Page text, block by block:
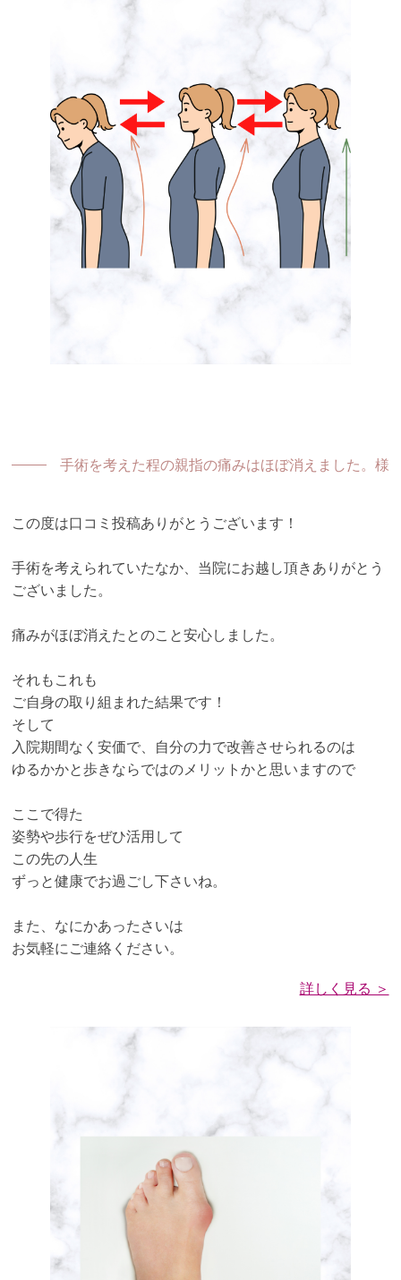
手術を考えた程の親指の痛みはほぼ消えました。様
この度は口コミ投稿ありがとうございます！
手術を考えられていたなか、当院にお越し頂きありがとう
ございました。
痛みがほぼ消えたとのこと安心しました。
それもこれも
ご自身の取り組まれた結果です！
そして
入院期間なく安価で、自分の力で改善させられるのは
ゆるかかと歩きならではのメリットかと思いますので
ここで得た
姿勢や歩行をぜひ活用して
この先の人生
ずっと健康でお過ごし下さいね。
また、なにかあったさいは
お気軽にご連絡ください。
詳しく見る ＞